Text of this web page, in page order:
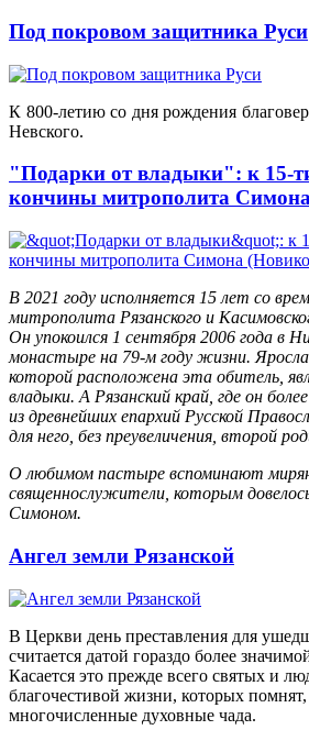
Под покровом защитника Руси
К 800-летию со дня рождения
Невского.
"Подарки от владыки": к 15-
кончины митрополита
В 2021 году исполняется 15 лет со
митрополита Рязанского и
Он упокоился 1 сентября 2006 года в
монастыре на 79-м году жизни.
которой расположена эта обитель,
владыки. А Рязанский край, где он
из древнейших епархий Русской
для него, без преувеличения, второй
О любимом пастыре вспоминают
священнослужители, которым
Симоном.
Ангел земли Рязанской
В Церкви день преставления для
считается датой гораздо более
Касается это прежде всего святых и
благочестивой жизни, которых помнят,
многочисленные духовные чада.